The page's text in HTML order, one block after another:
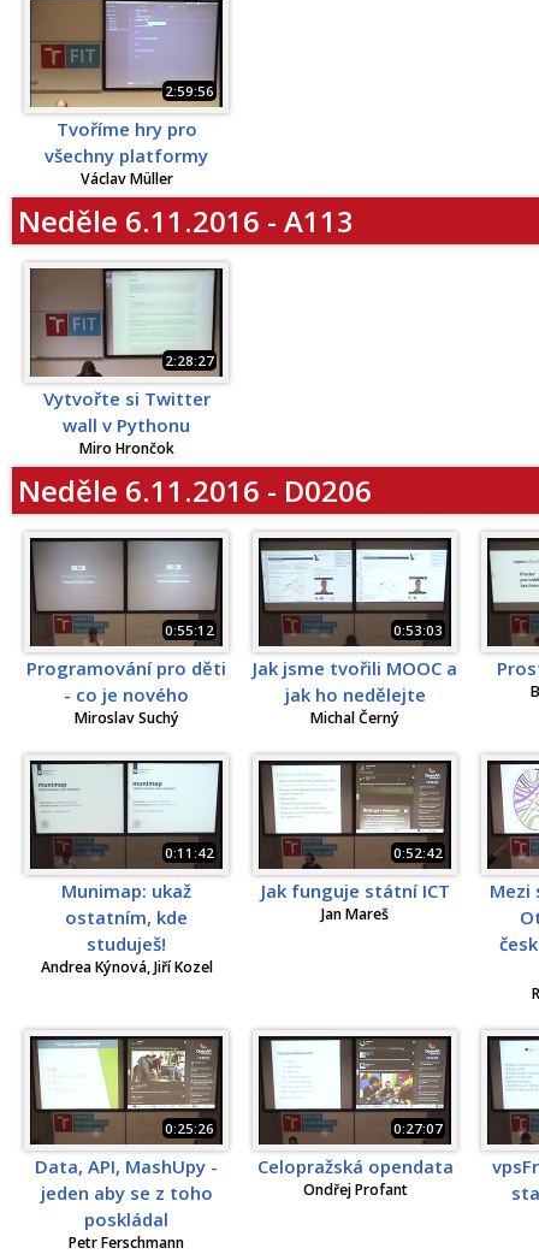
2:59:56
Tvoříme hry pro
všechny platformy
Václav Müller
Neděle 6.11.2016 - A113
2:28:27
Vytvořte si Twitter
wall v Pythonu
Miro Hrončok
Neděle 6.11.2016 - D0206
0:55:12
Programování pro děti
- co je nového
Miroslav Suchý
0:53:03
Jak jsme tvořili MOOC a
jak ho nedělejte
Michal Černý
0:11:42
Munimap: ukaž
ostatním, kde
studuješ!
Andrea Kýnová, Jiří Kozel
0:52:42
Jak funguje státní ICT
Jan Mareš
Mezi
0:25:26
Data, API, MashUpy -
jeden aby se z toho
poskládal
Petr Ferschmann
0:27:07
Celopražská opendata
Ondřej Profant